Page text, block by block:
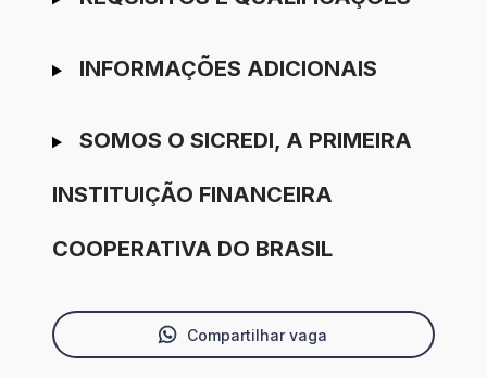
INFORMAÇÕES ADICIONAIS
SOMOS O SICREDI, A PRIMEIRA
INSTITUIÇÃO FINANCEIRA
COOPERATIVA DO BRASIL
Compartilhar vaga